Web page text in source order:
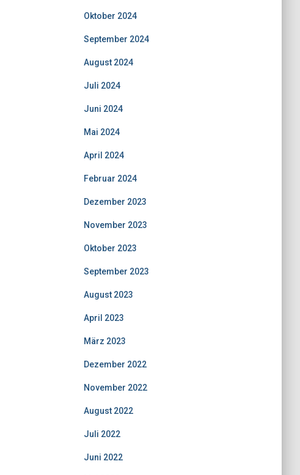
Oktober 2024
September 2024
August 2024
Juli 2024
Juni 2024
Mai 2024
April 2024
Februar 2024
Dezember 2023
November 2023
Oktober 2023
September 2023
August 2023
April 2023
März 2023
Dezember 2022
November 2022
August 2022
Juli 2022
Juni 2022